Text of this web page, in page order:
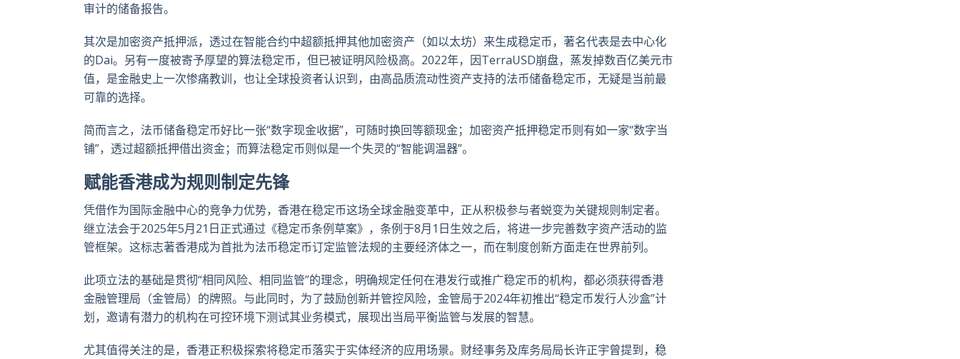
审计的储备报告。
其次是加密资产抵押派，透过在智能合约中超额抵押其他加密资产（如以太坊）来生成稳定币，著名代表是去中心化
的Dai。另有一度被寄予厚望的算法稳定币，但已被证明风险极高。2022年，因TerraUSD崩盘，蒸发掉数百亿美元市
值，是金融史上一次惨痛教训，也让全球投资者认识到，由高品质流动性资产支持的法币储备稳定币，无疑是当前最
可靠的选择。
简而言之，法币储备稳定币好比一张“数字现金收据”，可随时换回等额现金；加密资产抵押稳定币则有如一家“数字当
铺”，透过超额抵押借出资金；而算法稳定币则似是一个失灵的“智能调温器”。
赋能香港成为规则制定先锋
凭借作为国际金融中心的竞争力优势，香港在稳定币这场全球金融变革中，正从积极参与者蜕变为关键规则制定者。
继立法会于2025年5月21日正式通过《稳定币条例草案》，条例于8月1日生效之后，将进一步完善数字资产活动的监
管框架。这标志著香港成为首批为法币稳定币订定监管法规的主要经济体之一，而在制度创新方面走在世界前列。
此项立法的基础是贯彻“相同风险、相同监管”的理念，明确规定任何在港发行或推广稳定币的机构，都必须获得香港
金融管理局（金管局）的牌照。与此同时，为了鼓励创新并管控风险，金管局于2024年初推出“稳定币发行人沙盒”计
划，邀请有潜力的机构在可控环境下测试其业务模式，展现出当局平衡监管与发展的智慧。
尤其值得关注的是，香港正积极探索将稳定币落实于实体经济的应用场景。财经事务及库务局局长许正宇曾提到，稳